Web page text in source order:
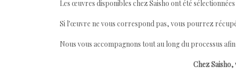
Les œuvres disponibles chez Saisho ont été
Si l'œuvre ne vous correspond pas, vous pourrez
Nous vous accompagnons tout au long du processus
Chez